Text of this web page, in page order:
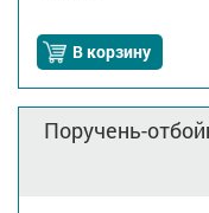
В корзину
Поручень-